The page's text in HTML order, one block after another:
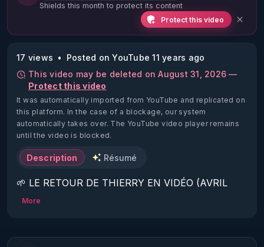
Shields this month to protect its content
Protect this video
17 views
Posted on YouTube 11 years ago
This video may be deleted on August 31, 2026 —
Protect this video
It was automatically imported from YouTube and replicated on
this platform. In the case of a blockage, our system
automatically takes over. The YouTube video player remains
until the video is blocked.
Description Résumé
🌱 LE RETOUR DE THIERRY EN VIDÉO (AVRIL
2022)!
https://www.rgnr.fr/presentation.html
More